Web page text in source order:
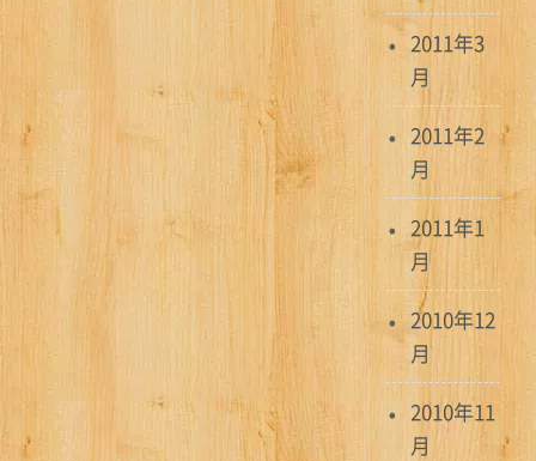
2011年3
月
2011年2
月
2011年1
月
2010年12
月
2010年11
月